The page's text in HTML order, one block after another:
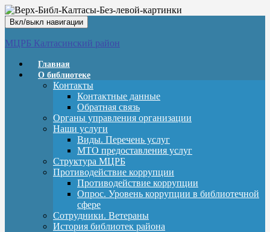
Вкл/выкл навигации
МЦРБ Калтасинский район
Главная
О библиотеке
Контакты
Контактные данные
Обратная связь
Органы управления организации
Наши услуги
Виды. Перечень услуг
МТО предоставления услуг
Структура МЦРБ
Противодействие коррупции
Противодействие коррупции
Опрос. Уровень коррупции в библиотечной
сфере
Сотрудники. Ветераны
История библиотек района